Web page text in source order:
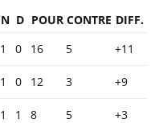
N D POUR CONTRE DIFF.
1 0 16 5 +11
1 0 12 3 +9
1 1 8 5 +3